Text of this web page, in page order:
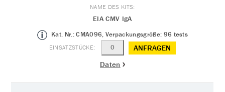
EIA CMV IgA
Kat. Nr.: CMA096, Verpackungsgröße: 96 tests
ANFRAGEN
Daten